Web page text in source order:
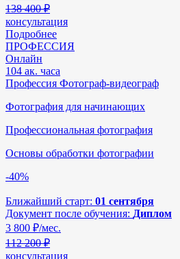
138 400 ₽
консультация
Подробнее
ПРОФЕССИЯ
Онлайн
104 ак. часа
Профессия Фотограф-видеограф
Фотография для начинающих
Профессиональная фотография
Основы обработки фотографии
-40%
Ближайший старт: 01 сентября
Документ после обучения: Диплом
3 800 ₽/мес.
112 200 ₽
консультация